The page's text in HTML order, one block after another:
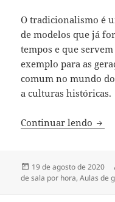
O tradicionalismo é
de modelos que já
tempos e que
exemplo para as
comum no mundo
a culturas históricas.
Continuar lendo
Publicado
em
19 de agosto de 2020
de sala por hora,Aulas de